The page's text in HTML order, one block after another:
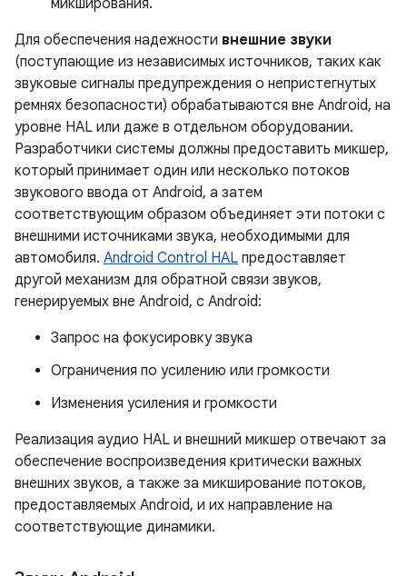
Для обеспечения надежности внешние звуки
(поступающие из независимых источников, таких как
звуковые сигналы предупреждения о непристегнутых
ремнях безопасности) обрабатываются вне Android, на
уровне HAL или даже в отдельном оборудовании.
Разработчики системы должны предоставить микшер,
который принимает один или несколько потоков
звукового ввода от Android, а затем
соответствующим образом объединяет эти потоки с
внешними источниками звука, необходимыми для
автомобиля. Android Control HAL предоставляет
другой механизм для обратной связи звуков,
генерируемых вне Android, с Android:
Запрос на фокусировку звука
Ограничения по усилению или громкости
Изменения усиления и громкости
Реализация аудио HAL и внешний микшер отвечают за
обеспечение воспроизведения критически важных
внешних звуков, а также за микширование потоков,
предоставляемых Android, и их направление на
соответствующие динамики.